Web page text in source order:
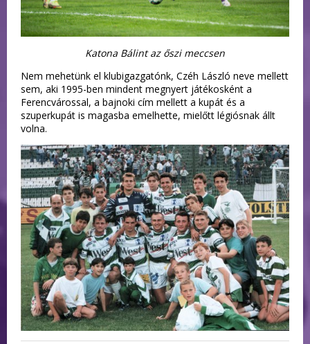
Katona Bálint az őszi meccsen
Nem mehetünk el klubigazgatónk, Czéh László neve mellett
sem, aki 1995-ben mindent megnyert játékosként a
Ferencvárossal, a bajnoki cím mellett a kupát és a
szuperkupát is magasba emelhette, mielőtt légiósnak állt
volna.